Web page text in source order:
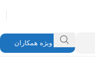
ویژه همکاران